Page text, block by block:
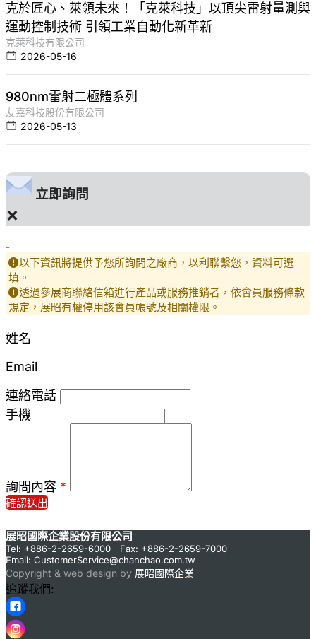
克於匠心、萊領未來！「克萊科技」以頂尖雷射量測與
運動控制技術 引領工業自動化新革新
克萊科技有限公司
2026-05-16
980nm雷射二極體系列
友嘉科技股份有限公司
2026-05-13
立即詢問
×
-
以下資訊將提供予您所詢問之廠商，以利聯繫您，資料可選
填。
透過參展商聯絡信箱進行產品或服務推銷者，依會員服務條款
規定，展昭有權停用該會員帳號及相關權限。
姓名
Email
連絡電話
手機
詢問內容 *
確認送出
展昭國際企業股份有限公司
Tel: +886-2-2659-6000 Fax: +886-2-2659-7000
Email: CustomerService@chanchao.com.tw
Copyright & web design by 展昭國際企業
追蹤我們: